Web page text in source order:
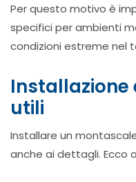
Per questo motivo è
specifici per ambienti
condizioni estreme nel
Installazione
utili
Installare un
anche ai dettagli. Ecco